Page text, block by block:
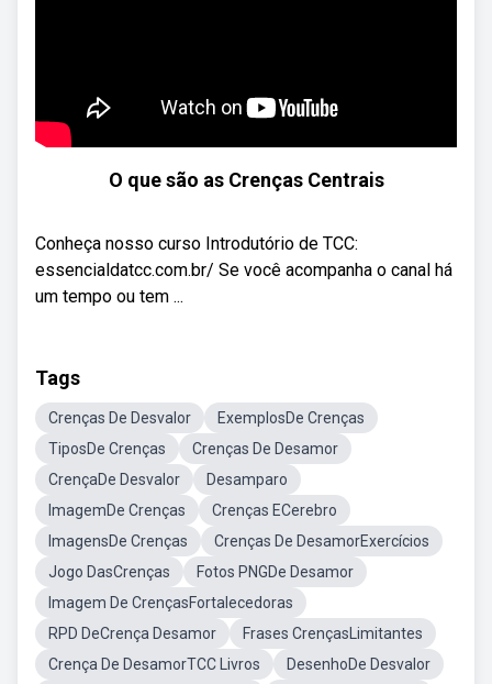
O que são as Crenças Centrais
Conheça nosso curso Introdutório de TCC:
essencialdatcc.com.br/ Se você acompanha o canal há
um tempo ou tem ...
Tags
Crenças De Desvalor
ExemplosDe Crenças
TiposDe Crenças
Crenças De Desamor
CrençaDe Desvalor
Desamparo
ImagemDe Crenças
Crenças ECerebro
ImagensDe Crenças
Crenças De DesamorExercícios
Jogo DasCrenças
Fotos PNGDe Desamor
Imagem De CrençasFortalecedoras
RPD DeCrença Desamor
Frases CrençasLimitantes
Crença De DesamorTCC Livros
DesenhoDe Desvalor